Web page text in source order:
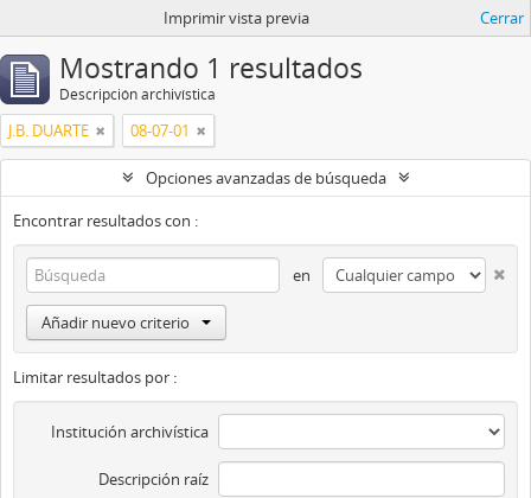
Imprimir vista previa Cerrar
Mostrando 1 resultados
Descripción archivística
J.B. DUARTE 08-07-01
Opciones avanzadas de búsqueda
Encontrar resultados con :
en
Añadir nuevo criterio
Limitar resultados por :
Institución archivística
Descripción raíz